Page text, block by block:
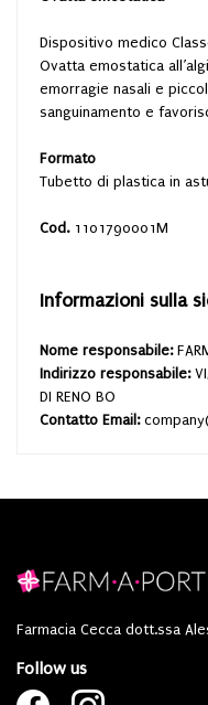
Dispositivo medico
Ovatta emostatica
emorragie nasali e
sanguinamento e
Formato
Tubetto di plastica in
Cod.1101790001M
Informazioni sulla
Nome responsabile:
Indirizzo responsabile:
DI RENO BO
Contatto Email:
Farmacia Cecca dott.ssa
Follow us